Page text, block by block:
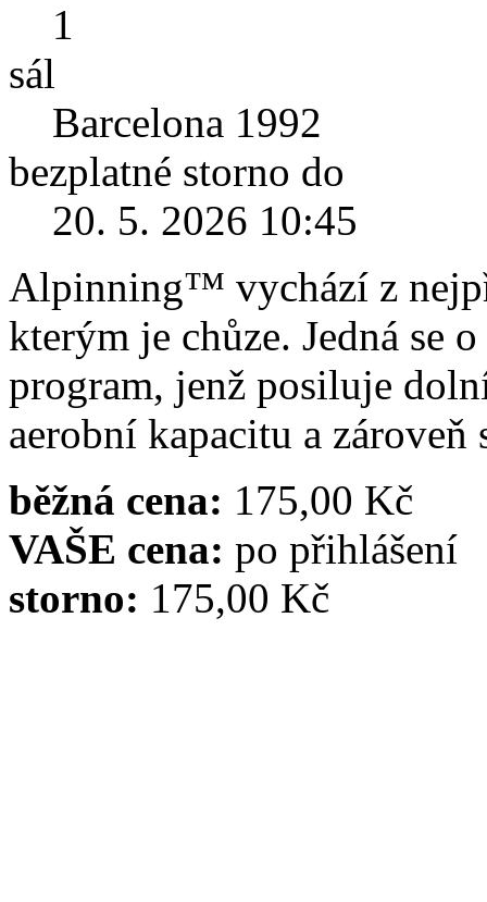
1
sál
Barcelona 1992
bezplatné storno do
20. 5. 2026 10:45
Alpinning™ vychází z
kterým je chůze. Jedná se
program, jenž posiluje
aerobní kapacitu a
běžná cena: 175,00 Kč
VAŠE cena: po přihlášení
storno: 175,00 Kč